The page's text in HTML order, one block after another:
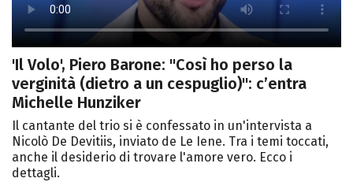
'Il Volo', Piero Barone: "Così ho perso la
verginità (dietro a un cespuglio)": c’entra
Michelle Hunziker
Il cantante del trio si è confessato in un'intervista a
Nicolò De Devitiis, inviato de Le Iene. Tra i temi toccati,
anche il desiderio di trovare l'amore vero. Ecco i
dettagli.